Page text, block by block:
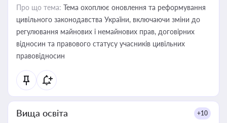
Про що тема: Тема охоплює оновлення та реформування
цивільного законодавства України, включаючи зміни до
регулювання майнових і немайнових прав, договірних
відносин та правового статусу учасників цивільних
правовідносин
Вища освіта +10